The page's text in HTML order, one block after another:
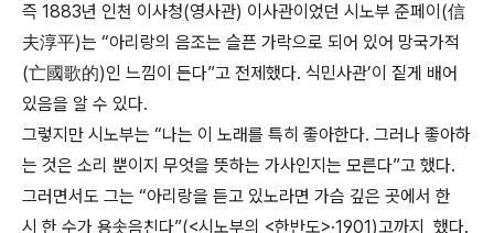
즉 1883년 인천 이사청(영사관) 이사관이었던 시노부 준페이(信
夫淳平)는 “아리랑의 음조는 슬픈 가락으로 되어 있어 망국가적
(亡國歌的)인 느낌이 든다”고 전제했다. 식민사관’이 짙게 배어
있음을 알 수 있다.
그렇지만 시노부는 “나는 이 노래를 특히 좋아한다. 그러나 좋아하
는 것은 소리 뿐이지 무엇을 뜻하는 가사인지는 모른다”고 했다.
그러면서도 그는 “아리랑을 듣고 있노라면 가슴 깊은 곳에서 한
시 한 수가 용솟음친다”(<시노부의 <한반도>·1901)고까지 했다.